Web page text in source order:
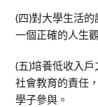
(四)對大學生活
一個正確的人生
(五)培養低收入
社會教育的責任
學子參與。